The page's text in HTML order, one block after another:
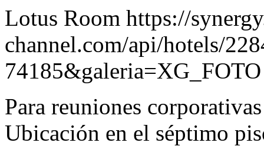
Lotus Room https://
channel.com/api/hotels/
Para reuniones
Ubicación en el séptimo